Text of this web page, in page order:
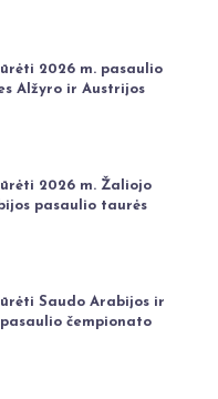
2026 m. pasaulio
Alžyro ir Austrijos
2026 m. Žaliojo
pasaulio taurės
Saudo Arabijos ir
čempionato